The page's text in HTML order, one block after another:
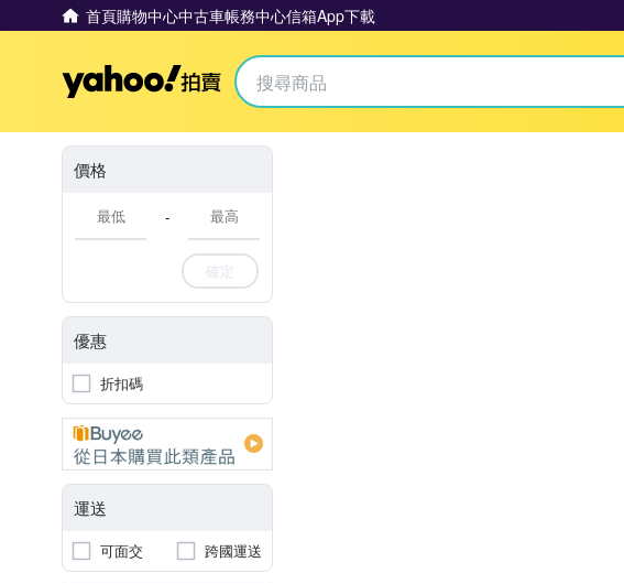
首頁購物中心中古車帳務中心信箱App下載
Yahoo拍賣
價格
-
確定
優惠
折扣碼
運送
可面交 跨國運送